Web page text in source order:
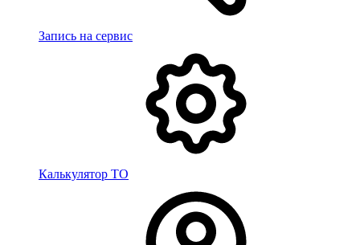
Запись на сервис
Калькулятор ТО